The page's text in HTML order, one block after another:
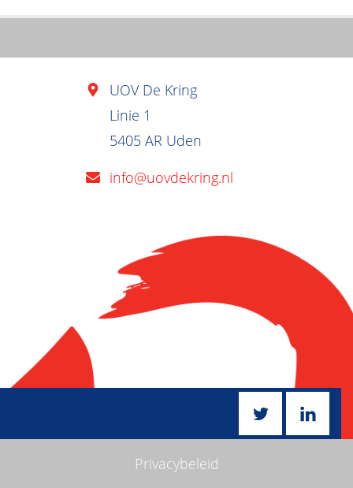
UOV De Kring
Linie 1
5405 AR Uden
info@uovdekring.nl
Privacybeleid